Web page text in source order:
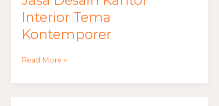
Interior Tema
Kontemporer
Read More »